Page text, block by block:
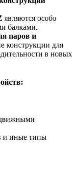
являются особо
балками.
паров и
конструкции для
в новых
и иные типы